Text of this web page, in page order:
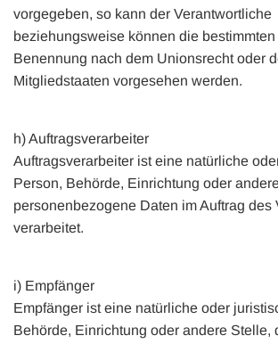
vorgegeben, so kann der Verantwortliche
beziehungsweise können die
Benennung nach dem Unionsrecht oder
Mitgliedstaaten vorgesehen werden.
h) Auftragsverarbeiter
Auftragsverarbeiter ist eine natürliche
Person, Behörde, Einrichtung oder
personenbezogene Daten im Auftrag des
verarbeitet.
i) Empfänger
Empfänger ist eine natürliche oder
Behörde, Einrichtung oder andere Stelle,